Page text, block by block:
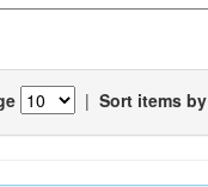
| Sort items by